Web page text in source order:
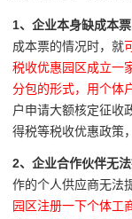
1、企业本身缺成本票
成本票的情况时，就
税收优惠园区成立一
分包的形式，用个体
户申请大额核定征收
得税等税收优惠政策
2、 企业合作伙伴无法
作的个人供应商无法
园区注册一下个体工